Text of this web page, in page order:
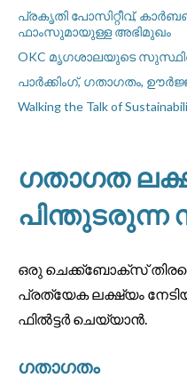
പ്രകൃതി പോസിറ്റീവ്,
ഫാംസുമായുള്ള അഭിമുഖം
OKC മൃഗശാലയുടെ
പാർക്കിംഗ്, ഗതാഗതം,
Walking the Talk of
ഗതാഗത
ഒരു ചെക്ക്ബോക്സ്
പ്രത്യേക ലക്ഷ്യം
ഫിൽട്ടർ ചെയ്യാൻ.
ഗതാഗതം